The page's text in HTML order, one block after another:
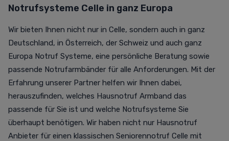
Notrufsysteme Celle in ganz Europa
Wir bieten Ihnen nicht nur in Celle, sondern auch in ganz
Deutschland, in Österreich, der Schweiz und auch ganz
Europa Notruf Systeme, eine persönliche Beratung sowie
passende Notrufarmbänder für alle Anforderungen. Mit der
Erfahrung unserer Partner helfen wir Ihnen dabei,
herauszufinden, welches Hausnotruf Armband das
passende für Sie ist und welche Notrufsysteme Sie
überhaupt benötigen. Wir haben nicht nur Hausnotruf
Anbieter für einen klassischen Seniorennotruf Celle mit